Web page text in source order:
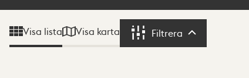
Visa lista Visa karta Filtrera Filtrera